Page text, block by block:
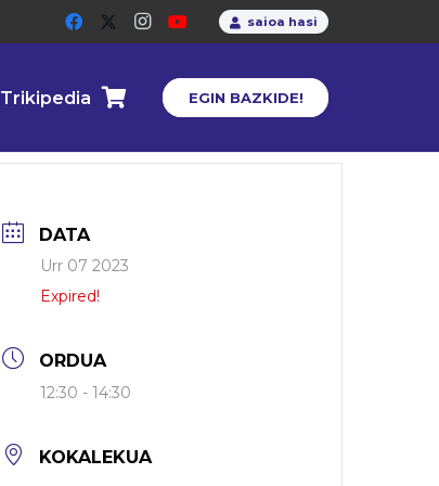
saioa hasi
Trikipedia EGIN BAZKIDE!
DATA
Urr 07 2023
Expired!
ORDUA
12:30 - 14:30
KOKALEKUA